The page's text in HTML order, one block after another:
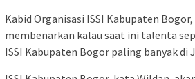
Kabid Organisasi ISSI Kabupaten
membenarkan kalau saat ini talenta
ISSI Kabupaten Bogor paling banyak di